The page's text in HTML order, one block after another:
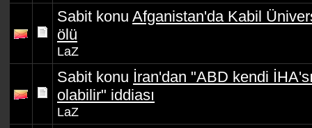
Sabit konu Afganistan'da Kabil
ölü
LaZ
Sabit konu İran'dan "ABD kendi
olabilir" iddiası
LaZ